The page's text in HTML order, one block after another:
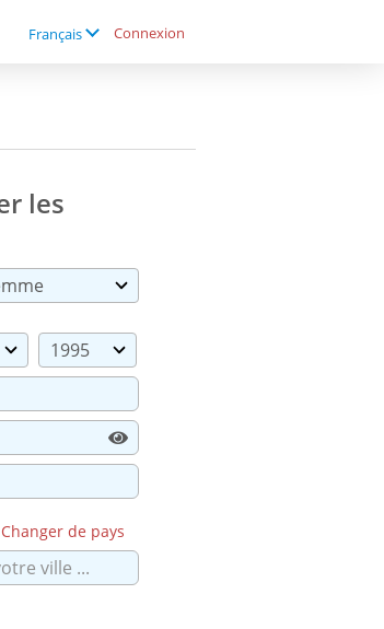
Français Connexion
les
Changer de pays